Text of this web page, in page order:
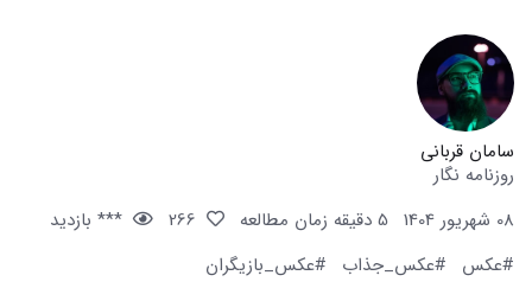
سامان قربانی
روزنامه نگار
08 شهریور 1404
5 دقیقه زمان مطالعه
*** بازدید
#عکس
#عکس_جذاب #عکس_بازیگران